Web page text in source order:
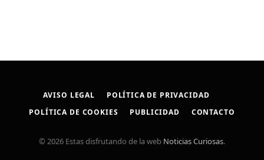
AVISO LEGAL
POLÍTICA DE PRIVACIDAD
POLÍTICA DE COOKIES
PUBLICIDAD CONTACTO
© 2026 Estas disfrutando de la web Noticias Curiosas.